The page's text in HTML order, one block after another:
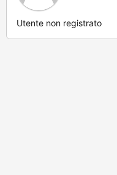
Utente non registrato